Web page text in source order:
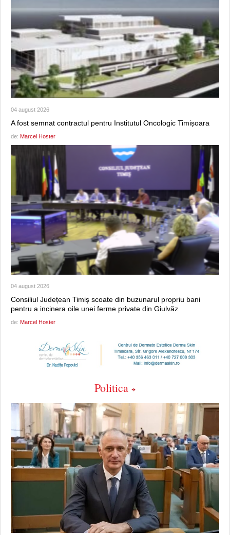
04 august 2026
A fost semnat contractul pentru Institutul Oncologic Timișoara
de: Marcel Hoster
04 august 2026
Consiliul Județean Timiș scoate din buzunarul propriu bani
pentru a incinera oile unei ferme private din Giulvăz
de: Marcel Hoster
Politica